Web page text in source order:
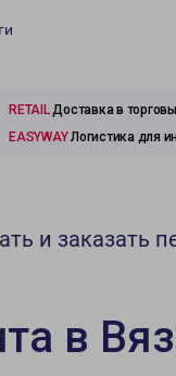
RETAILДоставка в
EASYWAYЛогистика для
и заказать
в